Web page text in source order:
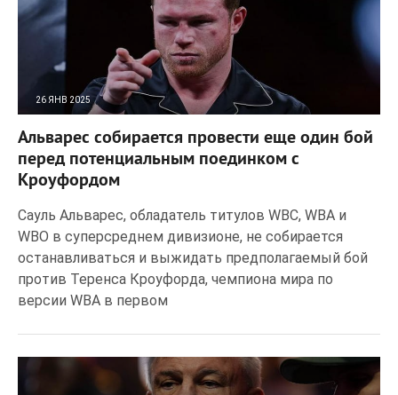
26 ЯНВ 2025
Альварес собирается провести еще один бой
перед потенциальным поединком с
Кроуфордом
Сауль Альварес, обладатель титулов WBC, WBA и
WBO в суперсреднем дивизионе, не собирается
останавливаться и выжидать предполагаемый бой
против Теренса Кроуфорда, чемпиона мира по
версии WBA в первом